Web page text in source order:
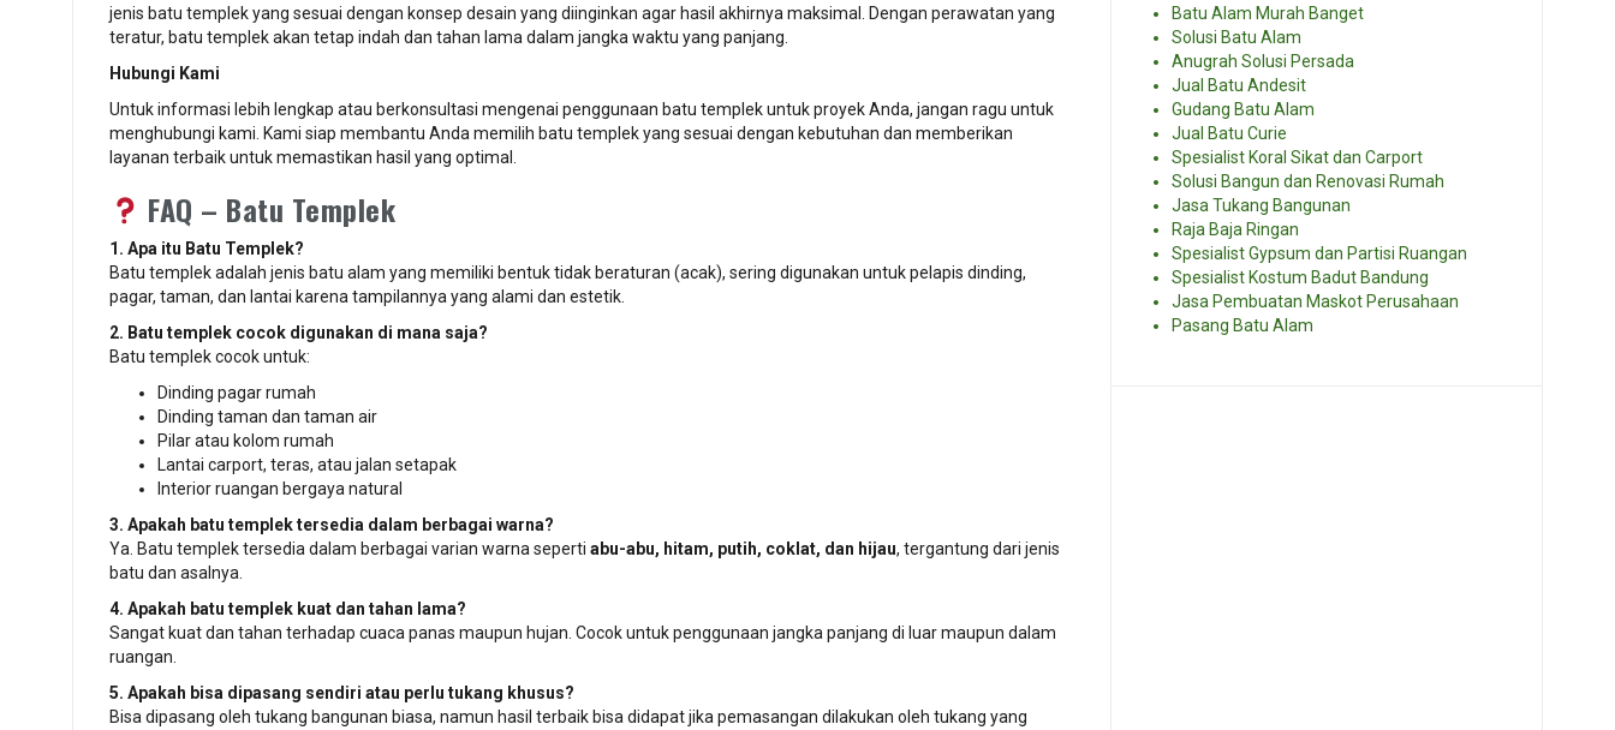
jenis batu templek yang sesuai dengan konsep desain yang diinginkan agar hasil akhirnya maksimal. Dengan perawatan yang
teratur, batu templek akan tetap indah dan tahan lama dalam jangka waktu yang panjang.
Hubungi Kami
Untuk informasi lebih lengkap atau berkonsultasi mengenai penggunaan batu templek untuk proyek Anda, jangan ragu untuk
menghubungi kami. Kami siap membantu Anda memilih batu templek yang sesuai dengan kebutuhan dan memberikan
layanan terbaik untuk memastikan hasil yang optimal.
FAQ – Batu Templek
1. Apa itu Batu Templek?
Batu templek adalah jenis batu alam yang memiliki bentuk tidak beraturan (acak), sering digunakan untuk pelapis dinding,
pagar, taman, dan lantai karena tampilannya yang alami dan estetik.
2. Batu templek cocok digunakan di mana saja?
Batu templek cocok untuk:
Dinding pagar rumah
Dinding taman dan taman air
Pilar atau kolom rumah
Lantai carport, teras, atau jalan setapak
Interior ruangan bergaya natural
3. Apakah batu templek tersedia dalam berbagai warna?
Ya. Batu templek tersedia dalam berbagai varian warna seperti abu-abu, hitam, putih, coklat, dan hijau, tergantung dari jenis
batu dan asalnya.
4. Apakah batu templek kuat dan tahan lama?
Sangat kuat dan tahan terhadap cuaca panas maupun hujan. Cocok untuk penggunaan jangka panjang di luar maupun dalam
ruangan.
5. Apakah bisa dipasang sendiri atau perlu tukang khusus?
Bisa dipasang oleh tukang bangunan biasa, namun hasil terbaik bisa didapat jika pemasangan dilakukan oleh tukang yang
Batu Alam Murah Banget
Solusi Batu Alam
Anugrah Solusi Persada
Jual Batu Andesit
Gudang Batu Alam
Jual Batu Curie
Spesialist Koral Sikat dan Carport
Solusi Bangun dan Renovasi Rumah
Jasa Tukang Bangunan
Raja Baja Ringan
Spesialist Gypsum dan Partisi Ruangan
Spesialist Kostum Badut Bandung
Jasa Pembuatan Maskot Perusahaan
Pasang Batu Alam